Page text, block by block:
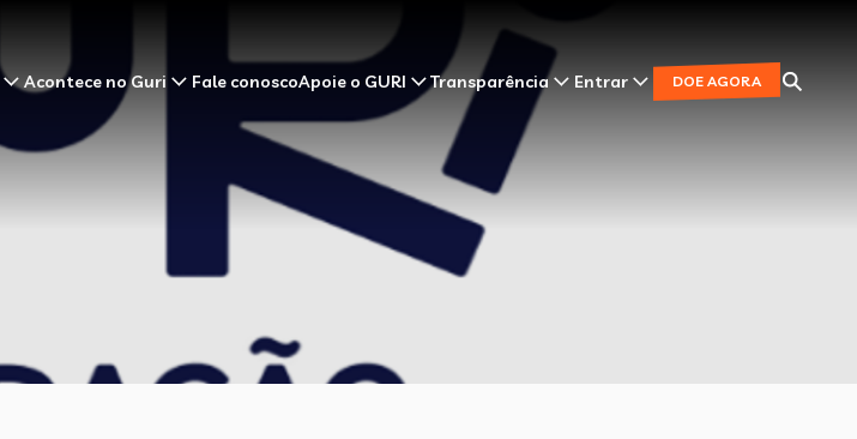
Acontece no Guri Fale conoscoApoie o GURI Transparência Entrar DOE AGORA